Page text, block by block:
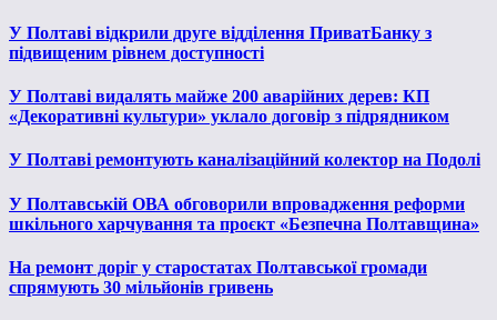
У Полтаві відкрили друге відділення ПриватБанку з
підвищеним рівнем доступності
У Полтаві видалять майже 200 аварійних дерев: КП
«Декоративні культури» уклало договір з підрядником
У Полтаві ремонтують каналізаційний колектор на Подолі
У Полтавській ОВА обговорили впровадження реформи
шкільного харчування та проєкт «Безпечна Полтавщина»
На ремонт доріг у старостатах Полтавської громади
спрямують 30 мільйонів гривень